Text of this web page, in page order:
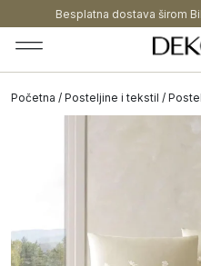
Besplatna dostava širom
Početna / Posteljine i tekstil /